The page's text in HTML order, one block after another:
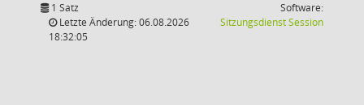
1 Satz
Letzte Änderung: 06.08.2026
18:32:05
Software:
SitzungsdienstSession(Wird in